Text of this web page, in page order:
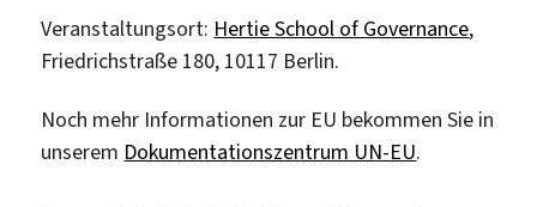
Veranstaltungsort: Hertie School of Governance,
Friedrichstraße 180, 10117 Berlin.
Noch mehr Informationen zur EU bekommen Sie in
unserem Dokumentationszentrum UN-EU.